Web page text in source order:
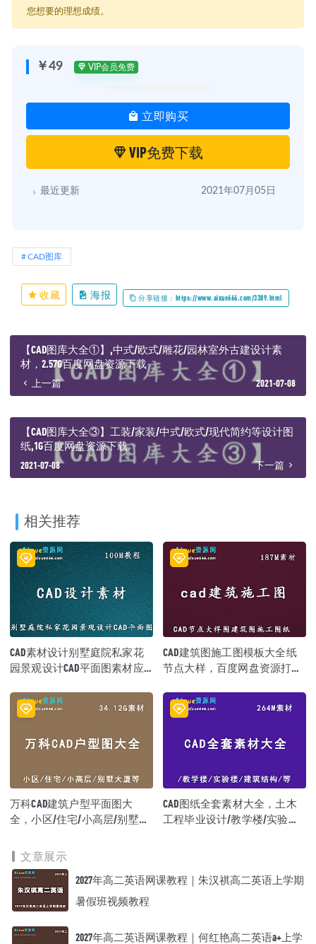
│ ├─ 007 会所.zip
│ ├─ 012 学校.zip
│ └─ 014 医疗.zip
├─ CAD制图规范+图库.zip
├─ CAD制图规范和图库设计素材.zip
├─ CAD图库.zip
├─ CAD地面拼花.zip
├─ CAD平立面图库(改).zip
├─ CAD超级大全.zip
├─ [最新金螳螂设计研究总院施工图制图规范 2014版].zip
├─ [精华]金螳螂cad平—立面图库.zip
├─ 中式元素图库.zip
├─ 全套CCD制图规范—图例及打印线性.zip
├─ 图库.zip
├─ 地面铺贴方案整理.zip
├─ 奢华巴洛克法式DWG雕花 别墅护板墙.zip
├─ 室内施工图集.zip
├─ 室内装饰装修构造图集.zip
├─ 建筑节点快速设计CAD图集.zip
├─ 新图库 CCD郑中内部CAD图库.zip
├─ 施工图大样图.zip
├─ 最新整理2015新中式 法式cad拼花.zip
├─ 深装总设计研究院制图规范版.zip
├─ 知名公司制图规范图例&工装模块18M.zip
├─ 立面图库.zip
├─ 精选填充图案.zip
├─ 美式整木家装实木定制CAD三视图 详图拆分图部分含实景参考.zip
├─ 设计师必备素材——CAD个性花纹图库，全网唯一.zip
└─ 设计院通用节点大样.zip
您想要的理想成绩。
￥49 VIP会员免费
立即购买
VIP免费下载
最近更新 2021年07月05日
CAD图库
收藏 海报 分享链接：https://www.aixue666.com/3389.html
【CAD图库大全①】,中式/欧式/雕花/园林室外古建设计素
材，2.57G百度网盘资源下载
上一篇 2021-07-08
【CAD图库大全③】工装/家装/中式/欧式/现代简约等设计图
纸,1G百度网盘资源下载
2021-07-08 下一篇
相关推荐
CAD素材设计别墅庭院私家花
园景观设计CAD平面图素材应
载
CAD建筑图施工图模板大全纸
节点大样，百度网盘资源打包
万科CAD建筑户型平面图大
全，小区/住宅/小高层/别墅大
纸大全，34.12G百度网盘资源
打包下载
CAD图纸全套素材大全，土木
工程毕业设计/教学楼/实验楼/
文章展示
2027年高二英语网课教程｜朱汉祺高二英语上学期
暑假班视频教程
2027年高二英语网课教程｜何红艳高二英语a+上学